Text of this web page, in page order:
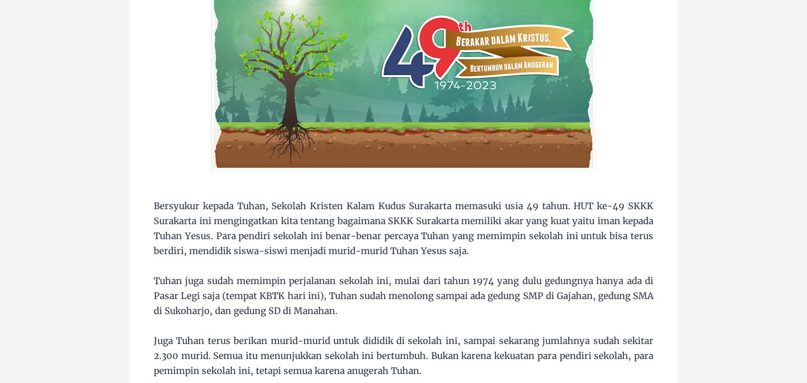
Bersyukur kepada Tuhan, Sekolah Kristen Kalam Kudus Surakarta memasuki usia 49 tahun. HUT ke-49 SKKK
Surakarta ini mengingatkan kita tentang bagaimana SKKK Surakarta memiliki akar yang kuat yaitu iman kepada
Tuhan Yesus. Para pendiri sekolah ini benar-benar percaya Tuhan yang memimpin sekolah ini untuk bisa terus
berdiri, mendidik siswa-siswi menjadi murid-murid Tuhan Yesus saja.
Tuhan juga sudah memimpin perjalanan sekolah ini, mulai dari tahun 1974 yang dulu gedungnya hanya ada di
Pasar Legi saja (tempat KBTK hari ini), Tuhan sudah menolong sampai ada gedung SMP di Gajahan, gedung SMA
di Sukoharjo, dan gedung SD di Manahan.
Juga Tuhan terus berikan murid-murid untuk dididik di sekolah ini, sampai sekarang jumlahnya sudah sekitar
2.300 murid. Semua itu menunjukkan sekolah ini bertumbuh. Bukan karena kekuatan para pendiri sekolah, para
pemimpin sekolah ini, tetapi semua karena anugerah Tuhan.